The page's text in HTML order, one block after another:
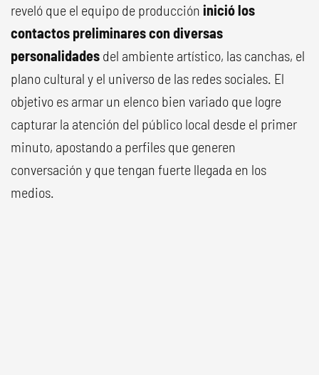
reveló que el equipo de producción inició los
contactos preliminares con diversas
personalidades del ambiente artístico, las canchas, el
plano cultural y el universo de las redes sociales. El
objetivo es armar un elenco bien variado que logre
capturar la atención del público local desde el primer
minuto, apostando a perfiles que generen
conversación y que tengan fuerte llegada en los
medios.